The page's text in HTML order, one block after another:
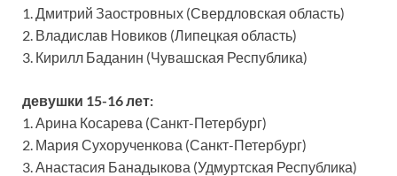
1. Дмитрий Заостровных (Свердловская область)
2. Владислав Новиков (Липецкая область)
3. Кирилл Баданин (Чувашская Республика)
девушки 15-16 лет:
1. Арина Косарева (Санкт-Петербург)
2. Мария Сухорученкова (Санкт-Петербург)
3. Анастасия Банадыкова (Удмуртская Республика)